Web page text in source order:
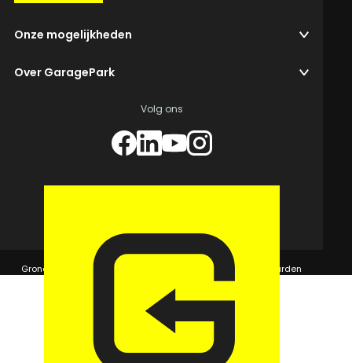
Onze mogelijkheden
Over GaragePark
Volg ons
© 2026 GaragePark.
Grondposities
365Beheer & GaragePark Algemene voorwaarden